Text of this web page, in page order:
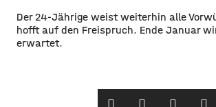
​Der 24-Jährige weist weiterhin alle
hofft auf den Freispruch. Ende Januar
erwartet. ​